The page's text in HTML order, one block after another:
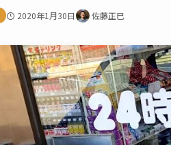
2020年1月30日 佐藤正巳